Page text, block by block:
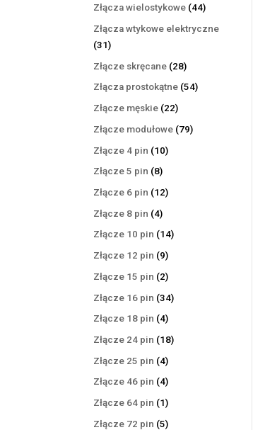
produkty
Złącza wielostykowe 4444
Złącza wtykowe elektryczne
3131
produktów
Złącze skręcane 2828
produktów
Złącza prostokątne 5454
Złącze męskie 2222
produkty
Złącze modułowe 7979
Złącze 4 pin 1010
Złącze 5 pin 88
produktów
Złącze 6 pin 1212
Złącze 8 pin 44
produkty
Złącze 10 pin 1414
Złącze 12 pin 99
produktów
Złącze 15 pin 22
produkty
Złącze 16 pin 3434
Złącze 18 pin 44
produkty
Złącze 24 pin 1818
Złącze 25 pin 44
produkty
Złącze 46 pin 44
produkty
Złącze 64 pin 11
produkt
Złącze 72 pin 55